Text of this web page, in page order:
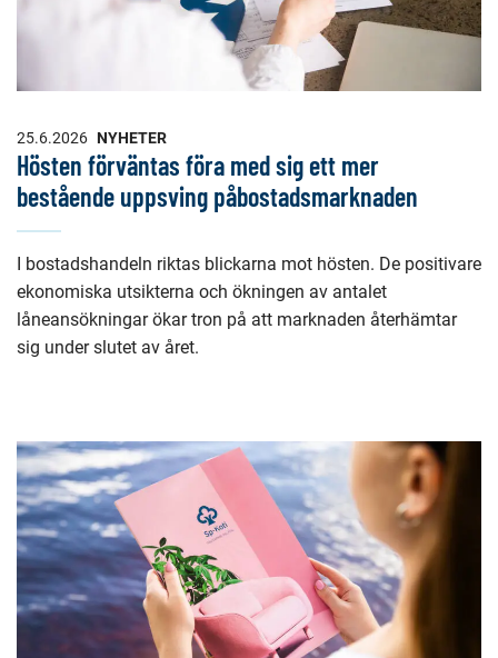
25.6.2026 NYHETER
Hösten förväntas föra med sig ett mer
bestående uppsving påbostadsmarknaden
I bostadshandeln riktas blickarna mot hösten. De positivare
ekonomiska utsikterna och ökningen av antalet
låneansökningar ökar tron på att marknaden återhämtar
sig under slutet av året.